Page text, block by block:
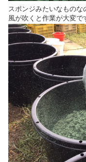
スポンジみたいなものな
風が吹くと作業が大変で